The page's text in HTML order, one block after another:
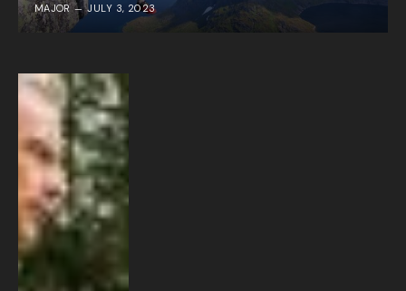
MAJOR JULY 3, 2023